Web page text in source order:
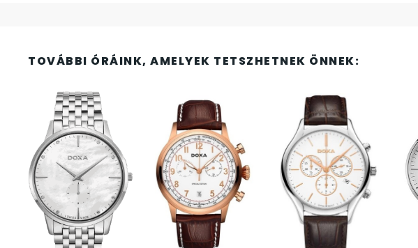
TOVÁBBI ÓRÁINK, AMELYEK TETSZHETNEK ÖNNEK:
HÁLÓZATI ÓRÁK
HOLLÓHÁZI PORCELÁN 14
ICE WATCH 226
KANDALLÓÓRÁK